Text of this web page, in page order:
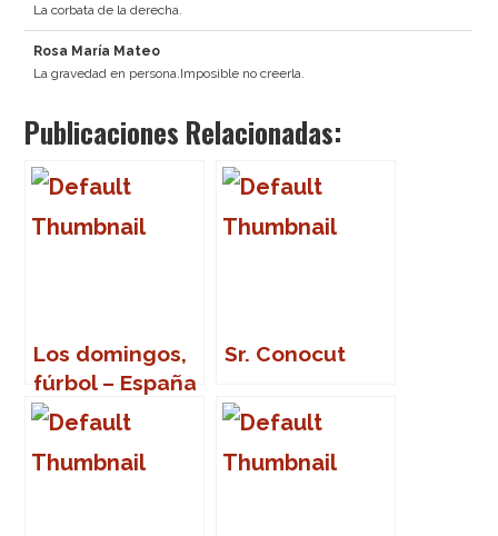
La corbata de la derecha.
Rosa María Mateo
La gravedad en persona.Imposible no creerla.
Publicaciones Relacionadas:
Los domingos,
fúrbol – España
– Italia
Sr. Conocut